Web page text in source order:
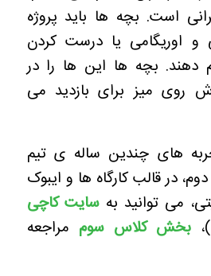
است. بچه ها باید پروژه
و اوریگامی یا درست کردن
بچه ها این ها را در
روی میز برای بازدید می
های چندین ساله ی تیم
در قالب کارگاه ها و ایبوک
می توانید به سایت کاچی
)، بخش کلاس سوم مراجعه